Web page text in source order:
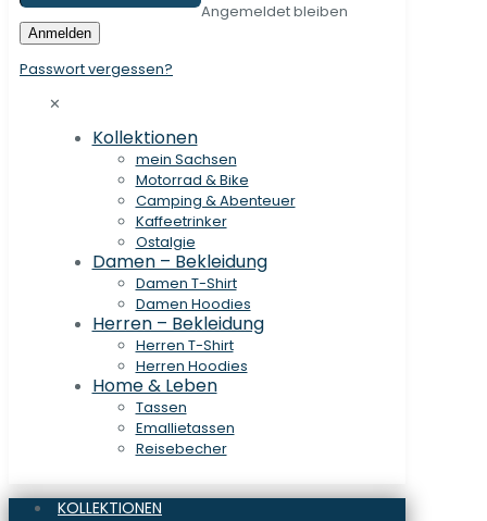
Angemeldet bleiben
Anmelden
Passwort vergessen?
✕
Kollektionen
mein Sachsen
Motorrad & Bike
Camping & Abenteuer
Kaffeetrinker
Ostalgie
Damen – Bekleidung
Damen T-Shirt
Damen Hoodies
Herren – Bekleidung
Herren T-Shirt
Herren Hoodies
Home & Leben
Tassen
Emallietassen
Reisebecher
KOLLEKTIONEN